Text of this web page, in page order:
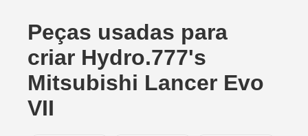
Peças usadas para
criar Hydro.777's
Mitsubishi Lancer Evo
VII